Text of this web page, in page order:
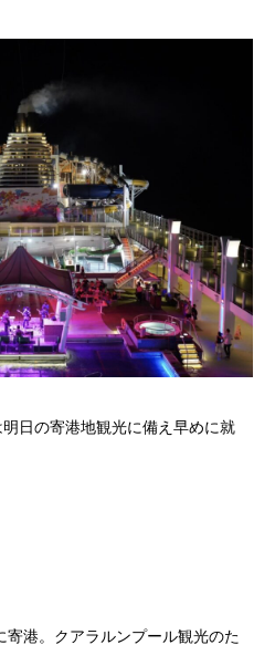
日の寄港地観光に備え早めに就
寄港。クアラルンプール観光のた